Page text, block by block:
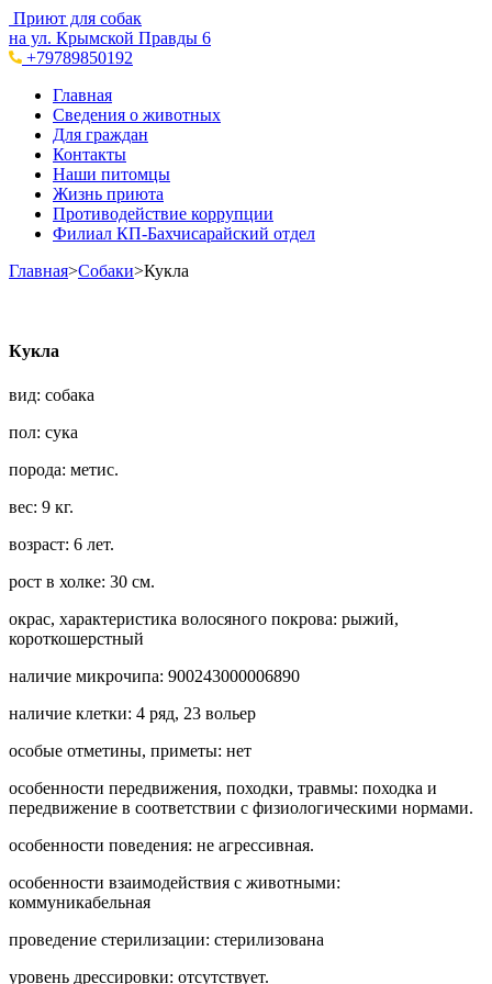
Приют для собак
на ул. Крымской Правды 6
+79789850192
Главная
Сведения о животных
Для граждан
Контакты
Наши питомцы
Жизнь приюта
Противодействие коррупции
Филиал КП-Бахчисарайский отдел
Главная>Собаки>Кукла
Кукла
вид: собака
пол: сука
порода: метис.
вес: 9 кг.
возраст: 6 лет.
рост в холке: 30 см.
окрас, характеристика волосяного покрова: рыжий,
короткошерстный
наличие микрочипа: 900243000006890
наличие клетки: 4 ряд, 23 вольер
особые отметины, приметы: нет
особенности передвижения, походки, травмы: походка и
передвижение в соответствии с физиологическими нормами.
особенности поведения: не агрессивная.
особенности взаимодействия с животными:
коммуникабельная
проведение стерилизации: стерилизована
уровень дрессировки: отсутствует.